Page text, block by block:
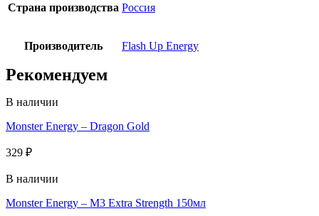
Страна производства Россия
Производитель Flash Up Energy
Рекомендуем
В наличии
Monster Energy – Dragon Gold
329 ₽
В наличии
Monster Energy – M3 Extra Strength 150мл